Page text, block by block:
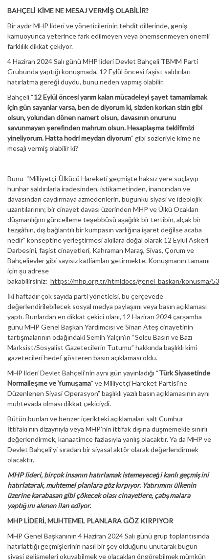
BAHÇELİ KİME NE MESAJ VERMİŞ OLABİLİR?
Bir aydır MHP lideri ve yöneticilerinin tehdit dillerinde, geniş
kamuoyunca yeterince fark edilmeyen veya önemsenmeyen önemli
farklılık dikkat çekiyor.
4 Haziran 2024 Salı günü MHP lideri Devlet Bahçeli TBMM Parti
Grubunda yaptığı konuşmada, 12 Eylül öncesi faşist saldırıları
hatırlatma gereği duydu, bunu neden yapmış olabilir.
Bahçeli “12 Eylül öncesi yarım kalan mücadeleyi şayet tamamlamak
için gün sayanlar varsa, ben de diyorum ki, sizden korkan sizin gibi
olsun, yolundan dönen namert olsun, davasının onurunu
savunmayan şerefinden mahrum olsun. Hesaplaşma teklifimizi
yineliyorum. Hatta hodri meydan diyorum” gibi sözleriyle kime ne
mesajı vermiş olabilir ki?
Bunu “Milliyetçi-Ülkücü Hareketi geçmişte haksız yere suçlayıp
hunhar saldırılarla iradesinden, istikametinden, inancından ve
davasından caydırmaya azmedenlerin, bugünkü siyasi ve ideolojik
uzantılarının; bir cinayet davası üzerinden MHP ve Ülkü Ocakları
düşmanlığını güncelleme teşebbüsü aşağılık bir tertibin, alçak bir
tezgâhın, dış bağlantılı bir kumpasın varlığına işaret değilse acaba
nedir” konseptine yerleştirmesi akıllara doğal olarak 12 Eylül Askeri
Darbesini, faşist cinayetleri, Kahraman Maraş, Sivas, Çorum ve
Bahçelievler gibi sayısız katliamları getirmekte. Konuşmanın tamamı
için şu adrese
bakabilirsiniz: https://mhp.org.tr/htmldocs/genel_baskan/konusma/
İki haftadır çok sayıda parti yöneticisi, bu çerçevede
değerlendirilebilecek sosyal medya paylaşımı veya basın açıklaması
yaptı. Bunlardan en dikkat çekici olanı, 12 Haziran 2024 çarşamba
günü MHP Genel Başkan Yardımcısı ve Sinan Ateş cinayetinin
tartışmalarının odağındaki Semih Yalçın’ın “Solcu Basın ve Bazı
Marksist/Sosyalist Gazetecilerin Tutumu” hakkında başlıklı kimi
gazetecileri hedef gösteren basın açıklaması oldu.
MHP lideri Devlet Bahçeli’nin aynı gün yayınladığı “Türk Siyasetinde
Normalleşme ve Yumuşama” ve Milliyetçi Hareket Partisi’ne
Düzenlenen Siyasi Operasyon” başlıklı yazılı basın açıklamasının aynı
muhtevada olması dikkat çekiciydi.
Bütün bunları ve benzer içerikteki açıklamaları salt Cumhur
İttifakı’nın dizaynıyla veya MHP’nin ittifak dışına düşmemekle sınırlı
değerlendirmek, kanaatimce fazlasıyla yanlış olacaktır. Ya da MHP ve
Devlet Bahçeli’yi sıradan bir siyasal aktör olarak değerlendirmek
olacaktır.
MHP lideri, birçok insanın hatırlamak istemeyeceği kanlı geçmişini
hatırlatarak, muhtemel planlara göz kırpıyor. Yatırımını ülkenin
üzerine karabasan gibi çökecek olası cinayetlere, çatışmalara
yaptığını alenen ilan ediyor.
MHP LİDERİ, MUHTEMEL PLANLARA GÖZ KIRPIYOR
MHP Genel Başkanının 4 Haziran 2024 Salı günü grup toplantısında
hatırlattığı geçmişlerinin nasıl bir şey olduğunu unutarak bugün
siyasi gelişmeleri okuyabilmek ve olacakları öngörebilmek mümkün